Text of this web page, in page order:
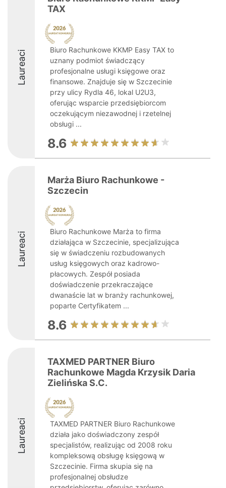
Laureaci
TAX
Biuro Rachunkowe KKMP Easy TAX to
uznany podmiot świadczący
profesjonalne usługi księgowe oraz
finansowe. Znajduje się w Szczecinie
przy ulicy Rydla 46, lokal U2U3,
oferując wsparcie przedsiębiorcom
oczekującym niezawodnej i rzetelnej
obsługi ...
8.6
Laureaci
Marża Biuro Rachunkowe -
Szczecin
Biuro Rachunkowe Marża to firma
działająca w Szczecinie, specjalizująca
się w świadczeniu rozbudowanych
usług księgowych oraz kadrowo-
płacowych. Zespół posiada
doświadczenie przekraczające
dwanaście lat w branży rachunkowej,
poparte Certyfikatem ...
8.6
Laureaci
TAXMED PARTNER Biuro
Rachunkowe Magda Krzysik Daria
Zielińska S.C.
TAXMED PARTNER Biuro Rachunkowe
działa jako doświadczony zespół
specjalistów, realizując od 2008 roku
kompleksową obsługę księgową w
Szczecinie. Firma skupia się na
profesjonalnej obsłudze